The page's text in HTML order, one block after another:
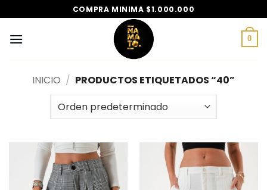
al
contenido
COMPRA MINIMA $1.000.000
0
INICIO / PRODUCTOS ETIQUETADOS “40”